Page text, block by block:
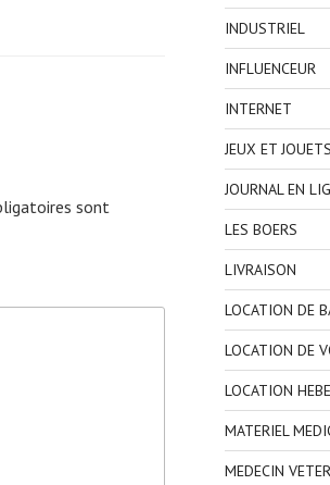
sont
INDUSTRIEL
INFLUENCEUR
INTERNET
JEUX ET JOUETS
JOURNAL EN
LES BOERS
LIVRAISON
LOCATION DE
LOCATION DE
LOCATION
MATERIEL
MEDECIN